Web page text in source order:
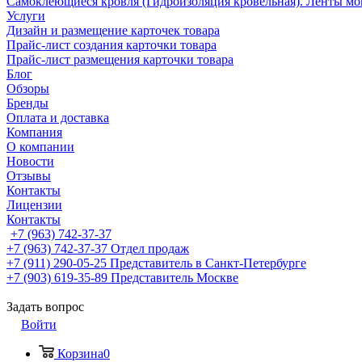
Услуги
Дизайн и размещение карточек товара
Прайс-лист создания карточки товара
Прайс-лист размещения карточки товара
Блог
Обзоры
Бренды
Оплата и доставка
Компания
О компании
Новости
Отзывы
Контакты
Лицензии
Контакты
+7 (963) 742-37-37
+7 (963) 742-37-37 Отдел продаж
+7 (911) 290-05-25 Представитель в Санкт-Петербурге
+7 (903) 619-35-89 Представитель Москве
Задать вопрос
Войти
Корзина0